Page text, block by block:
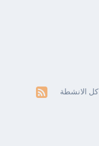
كل الانشطة